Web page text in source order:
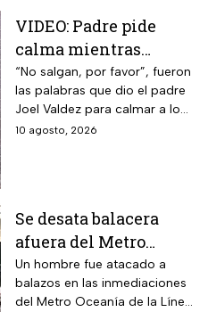
VIDEO: Padre pide
calma mientras
balacera interrumpe
misa en Los Mochis,
Sinaloa
“No salgan, por favor”, fueron
las palabras que dio el padre
Joel Valdez para calmar a los
feligreses que se encontraban
10 agosto, 2026
Se desata balacera
afuera del Metro
Oceanía en la CDMX;
hay heridos
Un hombre fue atacado a
balazos en las inmediaciones
del Metro Oceanía de la Línea